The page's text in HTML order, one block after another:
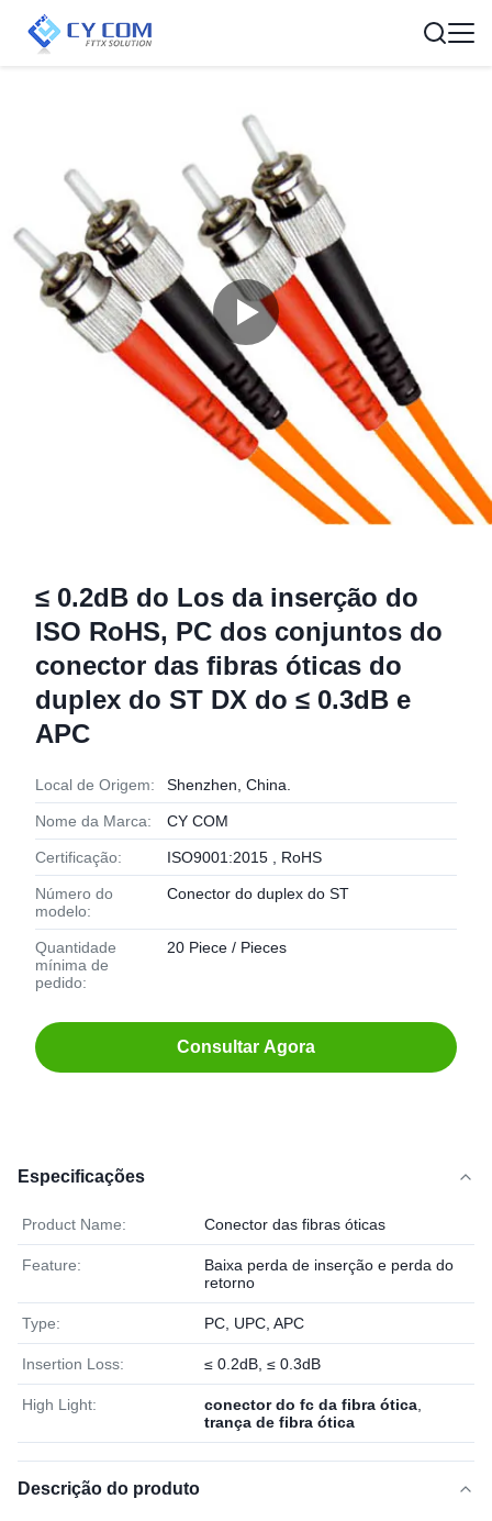
≤ 0.2dB do Los da inserção do
ISO RoHS, PC dos conjuntos do
conector das fibras óticas do
duplex do ST DX do ≤ 0.3dB e
APC
Local de Origem: Shenzhen, China.
Nome da Marca: CY COM
Certificação: ISO9001:2015 , RoHS
Número do
modelo:
Conector do duplex do ST
Quantidade
mínima de
pedido:
20 Piece / Pieces
Consultar Agora
Especificações
Product Name: Conector das fibras óticas
Feature:
Baixa perda de inserção e perda do
retorno
Type: PC, UPC, APC
Insertion Loss: ≤ 0.2dB, ≤ 0.3dB
High Light: conector do fc da fibra ótica
trança de fibra ótica
Descrição do produto